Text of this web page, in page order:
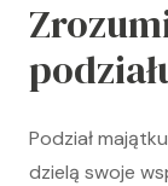
Podział
dzielą swoje